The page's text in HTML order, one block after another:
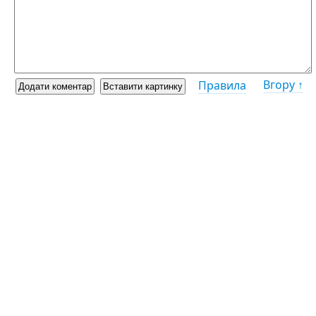
Правила Вгору ↑